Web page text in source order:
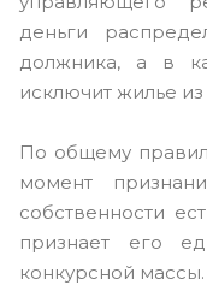
деньги
должника, а в
исключит жилье
По общему
момент
собственности
признает его
конкурсной массы.